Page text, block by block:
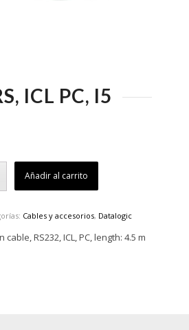
ICL PC, I5
Añadir al carrito
Cables y accesorios, Datalogic
RS232, ICL, PC, length: 4.5 m